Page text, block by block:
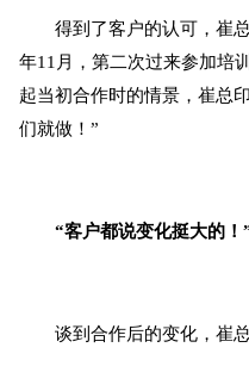
得到了客户的认可，崔
年11月，第二次过来参加培
起当初合作时的情景，崔总
们就做！”
“客户都说变化挺大的！
谈到合作后的变化，崔